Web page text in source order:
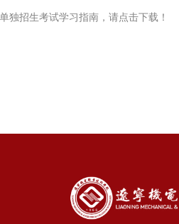
独招生考试学习指南，请点击下载！